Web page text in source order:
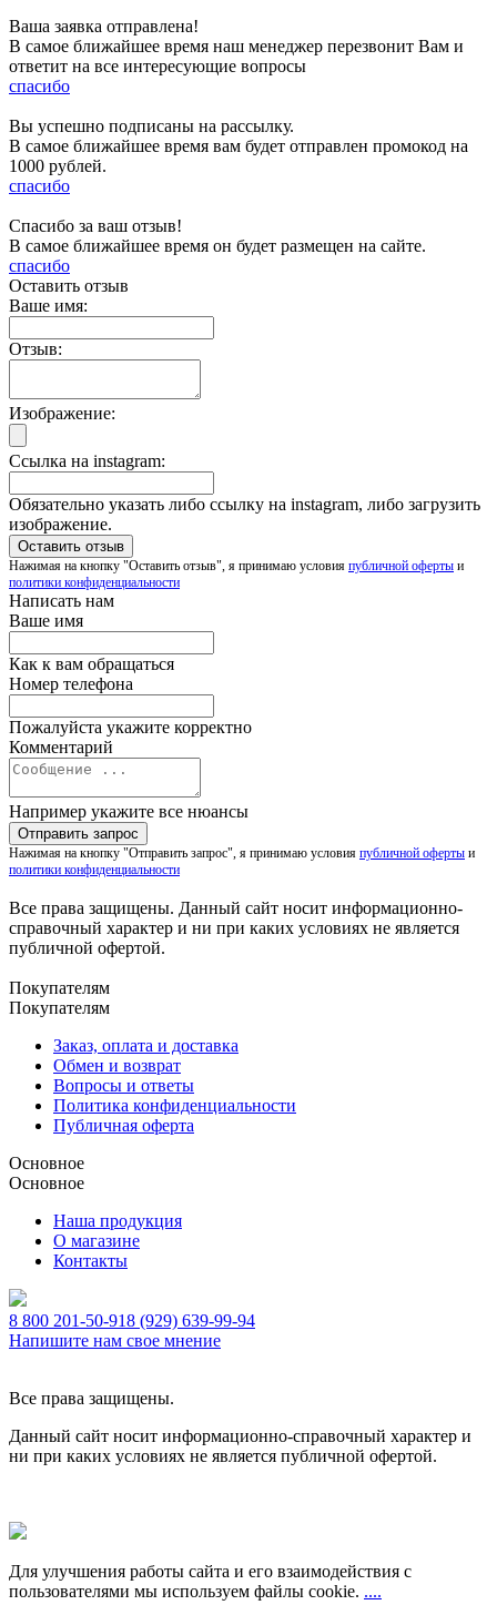
Ваша заявка отправлена!
В самое ближайшее время наш менеджер перезвонит Вам и
ответит на все интересующие вопросы
спасибо
Вы успешно подписаны на рассылку.
В самое ближайшее время вам будет отправлен промокод на
1000 рублей.
спасибо
Спасибо за ваш отзыв!
В самое ближайшее время он будет размещен на сайте.
спасибо
Оставить отзыв
Ваше имя:
Отзыв:
Изображение:
Ссылка на instagram:
Обязательно указать либо ссылку на instagram, либо загрузить
изображение.
Нажимая на кнопку "Оставить отзыв", я принимаю условия публичной оферты и
политики конфиденциальности
Написать нам
Ваше имя
Как к вам обращаться
Номер телефона
Пожалуйста укажите корректно
Комментарий
Например укажите все нюансы
Нажимая на кнопку "Отправить запрос", я принимаю условия публичной оферты и
политики конфиденциальности
Все права защищены. Данный сайт носит информационно-
справочный характер и ни при каких условиях не является
публичной офертой.
Покупателям
Покупателям
Заказ, оплата и доставка
Обмен и возврат
Вопросы и ответы
Политика конфиденциальности
Публичная оферта
Основное
Основное
Наша продукция
О магазине
Контакты
8 800 201-50-918 (929) 639-99-94
Напишите нам свое мнение
Все права защищены.
Данный сайт носит информационно-справочный характер и
ни при каких условиях не является публичной офертой.
Для улучшения работы сайта и его взаимодействия с
пользователями мы используем файлы cookie. ....